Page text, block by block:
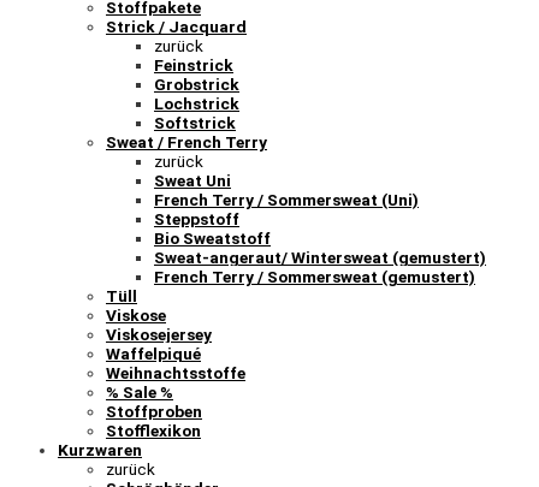
Stoffpakete
Strick / Jacquard
zurück
Feinstrick
Grobstrick
Lochstrick
Softstrick
Sweat / French Terry
zurück
Sweat Uni
French Terry / Sommersweat (Uni)
Steppstoff
Bio Sweatstoff
Sweat-angeraut/ Wintersweat (gemustert)
French Terry / Sommersweat (gemustert)
Tüll
Viskose
Viskosejersey
Waffelpiqué
Weihnachtsstoffe
% Sale %
Stoffproben
Stofflexikon
Kurzwaren
zurück